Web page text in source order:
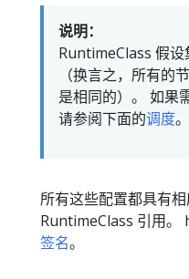
说明：
RuntimeClass 假
（换言之，所有的
是相同的）。 如果
请参阅下面的调度。
所有这些配置都具有
RuntimeClass 引用。
签名。